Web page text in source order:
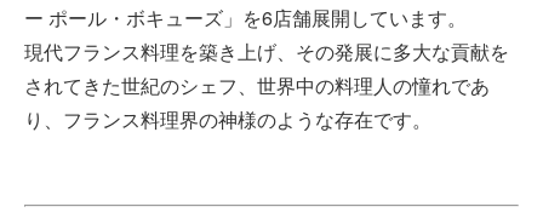
ー ポール・ボキューズ」を6店舗展開しています。
現代フランス料理を築き上げ、その発展に多大な貢献を
されてきた世紀のシェフ、世界中の料理人の憧れであ
り、フランス料理界の神様のような存在です。